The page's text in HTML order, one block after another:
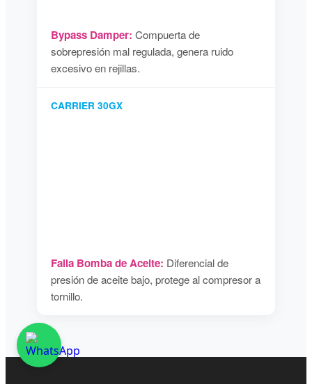
Bypass Damper: Compuerta de
sobrepresión mal regulada, genera ruido
excesivo en rejillas.
CARRIER 30GX
Falla Bomba de Aceite: Diferencial de
presión de aceite bajo, protege al compresor a
tornillo.